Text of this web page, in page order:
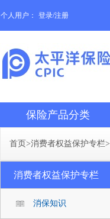
个人用户： 登录/注册
保险产品分类
首页>消费者权益保护专栏>
消费者权益保护专栏
消保知识